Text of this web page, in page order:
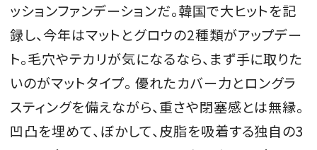
ッションファンデーションだ。韓国で大ヒットを記
録し、今年はマットとグロウの2種類がアップデー
ト。毛穴やテカリが気になるなら、まず手に取りた
いのがマットタイプ。 優れたカバー力とロングラ
スティングを備えながら、重さや閉塞感とは無縁。
凹凸を埋めて、ぼかして、皮脂を吸着する独自の3